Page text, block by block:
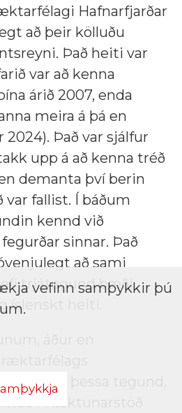
Hafnarfjarðar
að þeir kölluðu
Það heiti var
var að kenna
árið 2007, enda
meira á þá en
Það var sjálfur
upp á að kenna tréð
demanta því berin
var fallist. Í báðum
kennd við
sinnar. Það
að sami
trjátegund bæði
íslenskt heiti.
áður en
að rækta þessa tegund,
í Ræktunarstöð
vefinn samþykkir þú